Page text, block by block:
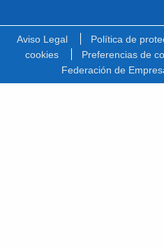
Aviso Legal Política de
cookies
Preferencias de
Federación de